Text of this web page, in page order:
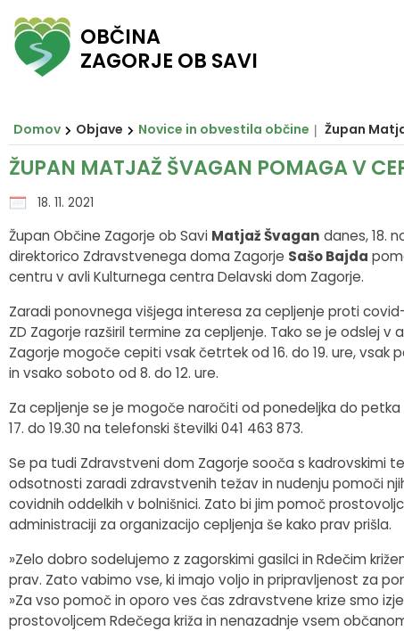
OBČINA
ZAGORJE OB SAVI
Domov Objave Novice in obvestila občine Župan
ŽUPAN MATJAŽ ŠVAGAN POMAGA V
18. 11. 2021
Župan Občine Zagorje ob Savi Matjaž Švagan danes, 18.
direktorico Zdravstvenega doma Zagorje Sašo Bajda
centru v avli Kulturnega centra Delavski dom Zagorje.
Zaradi ponovnega višjega interesa za cepljenje proti covid-
ZD Zagorje razširil termine za cepljenje. Tako se je odslej v
Zagorje mogoče cepiti vsak četrtek od 16. do 19. ure, vsak
in vsako soboto od 8. do 12. ure.
Za cepljenje se je mogoče naročiti od ponedeljka do petka
17. do 19.30 na telefonski številki 041 463 873.
Se pa tudi Zdravstveni dom Zagorje sooča s kadrovskimi
odsotnosti zaradi zdravstvenih težav in nudenju pomoči
covidnih oddelkih v bolnišnici. Zato bi jim pomoč
administraciji za organizacijo cepljenja še kako prav prišla.
»Zelo dobro sodelujemo z zagorskimi gasilci in Rdečim
prav. Zato vabimo vse, ki imajo voljo in pripravljenost za
»Za vso pomoč in oporo ves čas zdravstvene krize smo
prostovoljcem Rdečega križa in nenazadnje vsem
O ZAGORJU
Zagorje nekoč
Zagorje danes
Občinski praznik
Grb in zastava
Pobratene občine
Fotogalerija
Podžupan
Občinski svet
Nadzorni odbor
Krajevne skupnosti
Civilna zaščita
Občinska volilna komisija
Medobčinski inšpektorat in redarstvo
Občinski svet
Seje občinskega sveta
Posnetki sej
Delovna telesa
OBJAVE
Razpisi in objave
Predpisi občine
Proračuni občine
Projekti in investicije
Lokalni utrip
Koledar dogodkov
Zapore cest
Okoljski podatki
Lokalne volitve
Strateški dokumenti
LOKALNO
Društva in združenja
Pomembni kontakti
Slovo naših občanov
E-OBČINA
Predlogi in pobude
E-obveščanje
Za pričetek iskanja kliknite na puščico >